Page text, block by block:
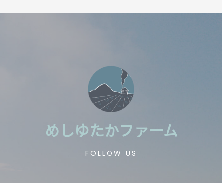
めしゆたかファーム
FOLLOW US